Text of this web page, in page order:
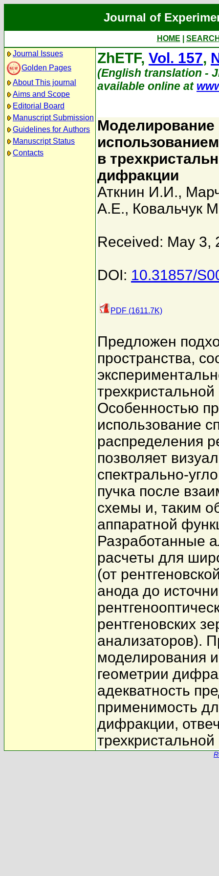
Journal of
HOME
Journal Issues
Golden Pages
About This journal
Aims and Scope
Editorial Board
Manuscript Submission
Guidelines for Authors
Manuscript Status
Contacts
ZhETF, Vol. 157,
(English translation -
available online at
Моделирование
в
дифракции
Аткнин И.И.,
А.Е., Ковальчук
Received: May 3,
DOI: 10.31857/
PDF (1611.7K)
Предложен
пространства,
Особенностью
использование
распределения
позволяет
спектрально-
пучка после
схемы и, таким
аппаратной
Разработанные
расчеты для
(от
анода до
рентгеновских
анализаторов).
моделирования
геометрии
адекватность
применимость
дифракции,